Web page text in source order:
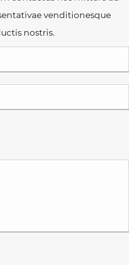
venditionesque
nostris.